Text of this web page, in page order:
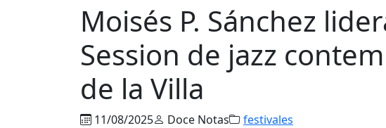
Moisés P. Sánchez
Session de jazz
de la Villa
11/08/2025 Doce Notas festivales